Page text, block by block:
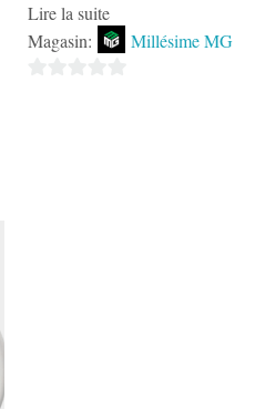
Lire la suite
Magasin:
Millésime MG